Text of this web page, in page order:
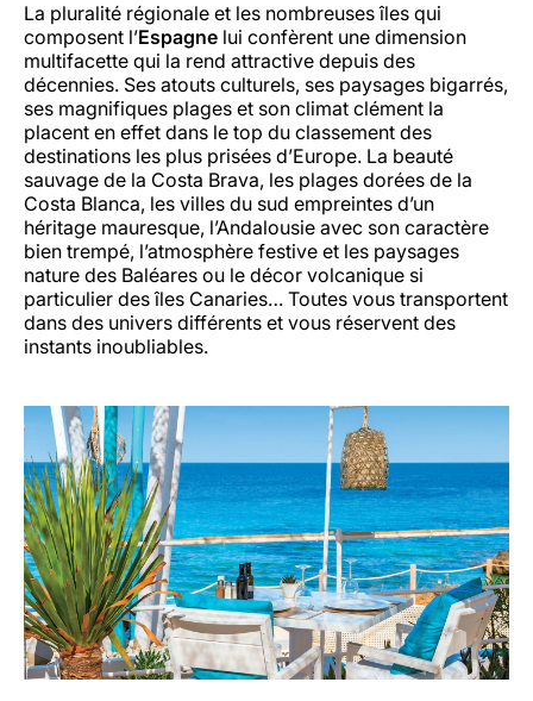
La pluralité régionale et les nombreuses îles qui
composent l’Espagne lui confèrent une dimension
multifacette qui la rend attractive depuis des
décennies. Ses atouts culturels, ses paysages bigarrés,
ses magnifiques plages et son climat clément la
placent en effet dans le top du classement des
destinations les plus prisées d’Europe. La beauté
sauvage de la Costa Brava, les plages dorées de la
Costa Blanca, les villes du sud empreintes d’un
héritage mauresque, l’Andalousie avec son caractère
bien trempé, l’atmosphère festive et les paysages
nature des Baléares ou le décor volcanique si
particulier des îles Canaries… Toutes vous transportent
dans des univers différents et vous réservent des
instants inoubliables.